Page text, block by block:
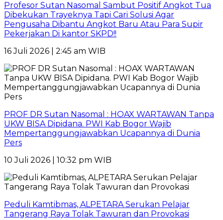
Profesor Sutan Nasomal Sambut Positif Angkot Tua
Dibekukan Trayeknya Tapi Cari Solusi Agar
Pengusaha Dibantu Angkot Baru Atau Para Supir
Pekerjakan Di kantor SKPD!!
16 Juli 2026 | 2:45 am WIB
PROF DR Sutan Nasomal : HOAX WARTAWAN Tanpa
UKW BISA Dipidana. PWI Kab Bogor Wajib
Mempertanggungjawabkan Ucapannya di Dunia
Pers
10 Juli 2026 | 10:32 pm WIB
Peduli Kamtibmas, ALPETARA Serukan Pelajar
Tangerang Raya Tolak Tawuran dan Provokasi